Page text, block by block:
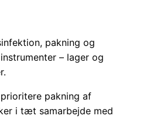
pakning og
– lager og
pakning af
i tæt samarbejde med